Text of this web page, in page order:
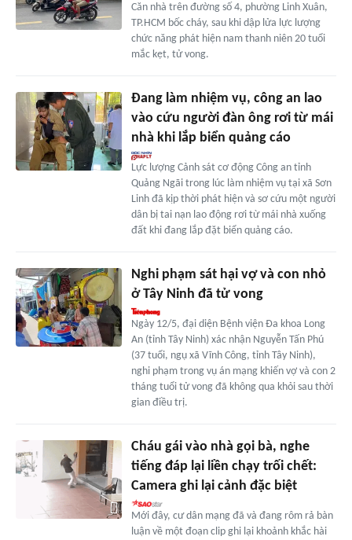
Căn nhà trên đường số 4, phường Linh Xuân,
TP.HCM bốc cháy, sau khi dập lửa lực lượng
chức năng phát hiện nam thanh niên 20 tuổi
mắc kẹt, tử vong.
Đang làm nhiệm vụ, công an lao
vào cứu người đàn ông rơi từ mái
nhà khi lắp biển quảng cáo
Lực lượng Cảnh sát cơ động Công an tỉnh
Quảng Ngãi trong lúc làm nhiệm vụ tại xã Sơn
Linh đã kịp thời phát hiện và sơ cứu một người
dân bị tai nạn lao động rơi từ mái nhà xuống
đất khi đang lắp đặt biển quảng cáo.
Nghi phạm sát hại vợ và con nhỏ
ở Tây Ninh đã tử vong
Ngày 12/5, đại diện Bệnh viện Đa khoa Long
An (tỉnh Tây Ninh) xác nhận Nguyễn Tấn Phú
(37 tuổi, ngụ xã Vĩnh Công, tỉnh Tây Ninh),
nghi phạm trong vụ án mạng khiến vợ và con 2
tháng tuổi tử vong đã không qua khỏi sau thời
gian điều trị.
Cháu gái vào nhà gọi bà, nghe
tiếng đáp lại liền chạy trối chết:
Camera ghi lại cảnh đặc biệt
Mới đây, cư dân mạng đã và đang rôm rả bàn
luận về một đoạn clip ghi lại khoảnh khắc hài